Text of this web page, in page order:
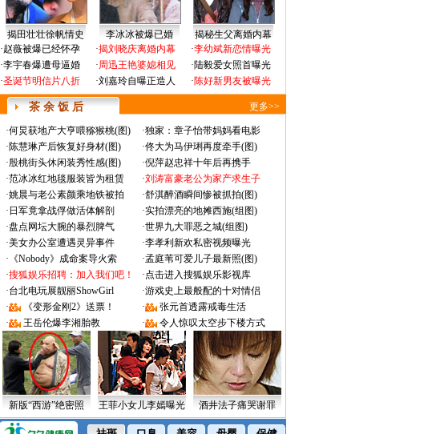
揭田壮壮徐帆情史 李冰冰被爆已婚
揭秘生父离婚内幕
·赵薇被爆已经怀孕
·李宇春爆遭母逼婚
·圣诞节明信片八折
·揭刘晓庆离婚内幕
·周迅王艳婆媳相见
·刘嘉玲自曝正造人
·李幼斌新恋情曝光
·陆毅爱女照首曝光
·陈好新男友被曝光
茶 余 饭 后 更多>>
·何炅获地产大亨喂猕猴桃(图) ·独家：章子怡带妈妈看电影
·陈慧琳产后恢复好身材(图) ·佟大为马伊琍再度牵手(图)
·殷桃街头休闲装秀性感(图) ·倪萍赵忠祥十年后再携手
·范冰冰红地毯服装皆为租赁 ·刘涛富豪老公为家产求生子
·姚晨与老公素颜乘地铁被拍 ·舒淇醉酒瞬间惨被抓拍(图)
· 日军竟拿战俘做活体解剖 ·实拍漂亮的地摊西施(组图)
·盘点网坛大腕的暴烈脾气 ·世界九大罪恶之城(组图)
·美女办公室遭遇灵异事件 ·李孝利新欢私密视频曝光
· 《Nobody》成命案导火索 ·孟庭苇可爱儿子最新照(图)
·搜狐娱乐招聘：加入我们吧！ ·点击进入搜狐娱乐影视库
·台北电玩展靓丽ShowGirl ·游戏史上最般配的十对情侣
·
《变形金刚2》送票！ ·
张元首透露戒毒生活
·
王岳伦爆李湘胎教 · 令人惊叹太空步下楼方式
新版“西游”绝密照 王菲小女儿李嫣曝光 酒井法子痛哭谢罪